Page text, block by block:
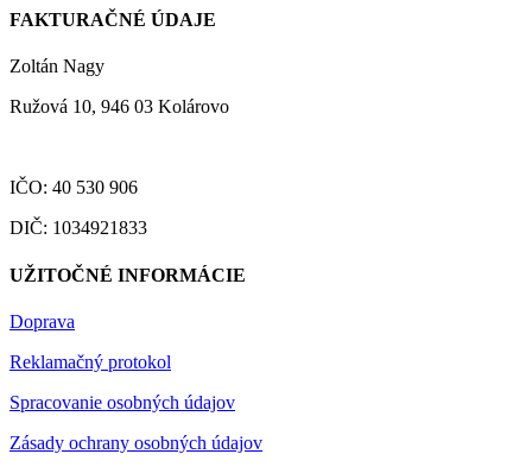
FAKTURAČNÉ ÚDAJE
Zoltán Nagy
Ružová 10, 946 03 Kolárovo
IČO: 40 530 906
DIČ: 1034921833
UŽITOČNÉ INFORMÁCIE
Doprava
Reklamačný protokol
Spracovanie osobných údajov
Zásady ochrany osobných údajov